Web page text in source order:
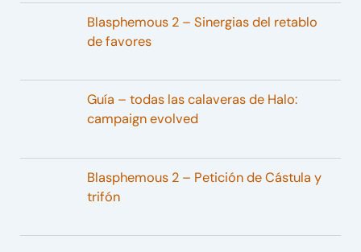
Blasphemous 2 – Sinergias del retablo
de favores
Guía – todas las calaveras de Halo:
campaign evolved
Blasphemous 2 – Petición de Cástula y
trifón